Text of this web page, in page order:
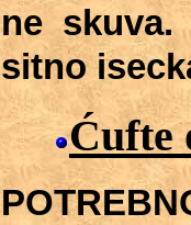
ne
sitno
Ćufte